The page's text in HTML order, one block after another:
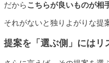
だから こちらが良いものが相
それがないと独りよがりな提
提案を「選ぶ側」にはリ